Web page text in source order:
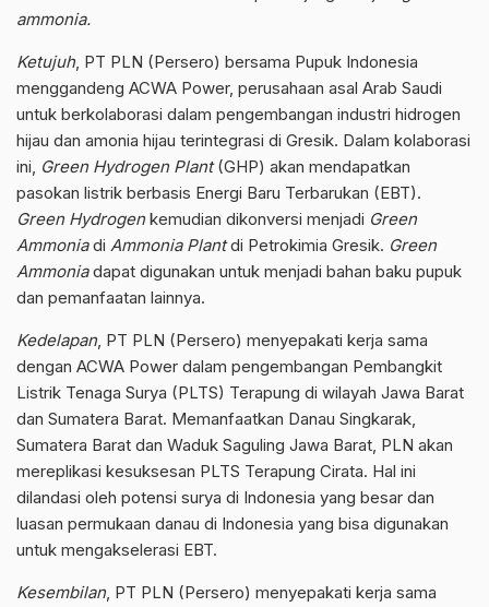
ammonia.
Ketujuh, PT PLN (Persero) bersama Pupuk Indonesia
menggandeng ACWA Power, perusahaan asal Arab Saudi
untuk berkolaborasi dalam pengembangan industri hidrogen
hijau dan amonia hijau terintegrasi di Gresik. Dalam kolaborasi
ini, Green Hydrogen Plant(GHP) akan mendapatkan
pasokan listrik berbasis Energi Baru Terbarukan (EBT).
Green Hydrogenkemudian dikonversi menjadi Green
Ammoniadi Ammonia Plantdi Petrokimia Gresik. Green
Ammoniadapat digunakan untuk menjadi bahan baku pupuk
dan pemanfaatan lainnya.
Kedelapan, PT PLN (Persero) menyepakati kerja sama
dengan ACWA Power dalam pengembangan Pembangkit
Listrik Tenaga Surya (PLTS) Terapung di wilayah Jawa Barat
dan Sumatera Barat. Memanfaatkan Danau Singkarak,
Sumatera Barat dan Waduk Saguling Jawa Barat, PLN akan
mereplikasi kesuksesan PLTS Terapung Cirata. Hal ini
dilandasi oleh potensi surya di Indonesia yang besar dan
luasan permukaan danau di Indonesia yang bisa digunakan
untuk mengakselerasi EBT.
Kesembilan, PT PLN (Persero) menyepakati kerja sama